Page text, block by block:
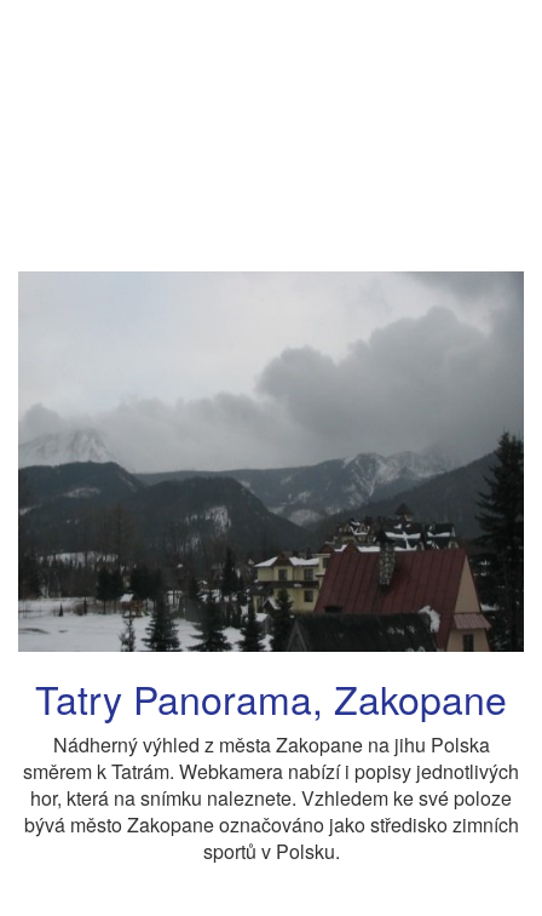
Tatry Panorama, Zakopane
Nádherný výhled z města Zakopane na jihu Polska
směrem k Tatrám. Webkamera nabízí i popisy jednotlivých
hor, která na snímku naleznete. Vzhledem ke své poloze
bývá město Zakopane označováno jako středisko zimních
sportů v Polsku.